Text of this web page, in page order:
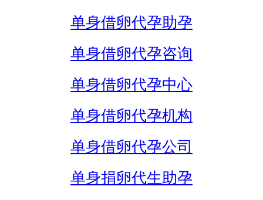
单身借卵代孕助孕
单身借卵代孕咨询
单身借卵代孕中心
单身借卵代孕机构
单身借卵代孕公司
单身捐卵代生助孕